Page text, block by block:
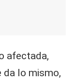
afectada,
da lo mismo,